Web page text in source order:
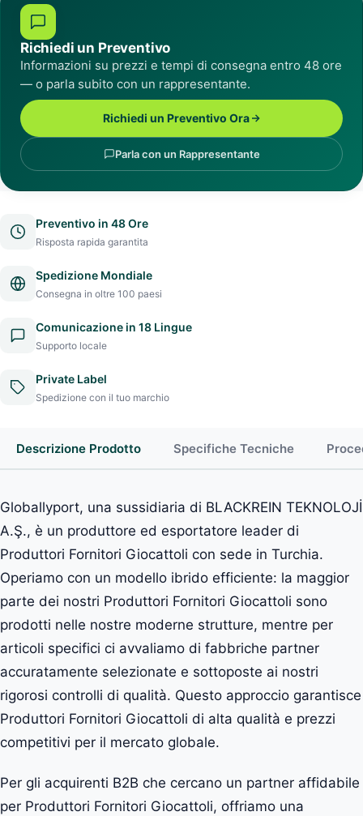
Richiedi un Preventivo
Informazioni su prezzi e tempi di consegna entro 48 ore
— o parla subito con un rappresentante.
Richiedi un Preventivo Ora
Parla con un Rappresentante
Preventivo in 48 Ore
Risposta rapida garantita
Spedizione Mondiale
Consegna in oltre 100 paesi
Comunicazione in 18 Lingue
Supporto locale
Private Label
Spedizione con il tuo marchio
Descrizione Prodotto Specifiche Tecniche
Globallyport, una sussidiaria di BLACKREIN TEKNOLOJİ
A.Ş., è un produttore ed esportatore leader di
Produttori Fornitori Giocattoli con sede in Turchia.
Operiamo con un modello ibrido efficiente: la maggior
parte dei nostri Produttori Fornitori Giocattoli sono
prodotti nelle nostre moderne strutture, mentre per
articoli specifici ci avvaliamo di fabbriche partner
accuratamente selezionate e sottoposte ai nostri
rigorosi controlli di qualità. Questo approccio garantisce
Produttori Fornitori Giocattoli di alta qualità e prezzi
competitivi per il mercato globale.
Per gli acquirenti B2B che cercano un partner affidabile
per Produttori Fornitori Giocattoli, offriamo una